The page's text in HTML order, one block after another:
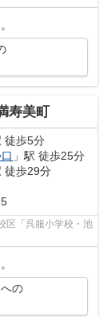
寿美町
徒歩5分
」駅 徒歩25分
徒歩29分
区「呉服小学校・池
の